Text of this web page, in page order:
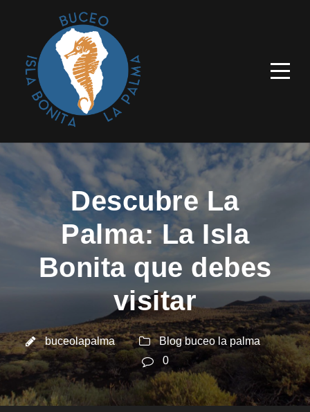
Descubre La
Palma: La Isla
Bonita que debes
visitar
buceolapalma
Blog buceo la palma
0